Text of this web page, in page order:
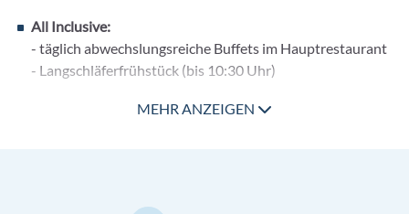
Pools
Main Pool Outdoor (Meerwasser)
Familienpool (Meerwasser)
8 Meerwasserpools (nutzbar, je nach gebuchter Kategorie)
All Inclusive:
- täglich abwechslungsreiche Buffets im Hauptrestaurant
- Langschläferfrühstück (bis 10:30 Uhr)
- MitternachtssnacksMEHR ANZEIGEN